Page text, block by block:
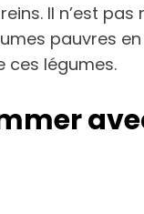
Il n’est
pauvres
ces légumes.